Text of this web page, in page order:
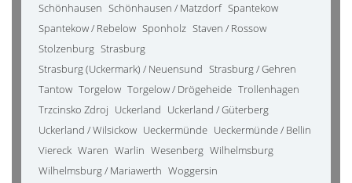
Schönhausen Schönhausen / Matzdorf Spantekow
Spantekow / Rebelow Sponholz Staven / Rossow
Stolzenburg Strasburg
Strasburg (Uckermark) / Neuensund Strasburg / Gehren
Tantow Torgelow Torgelow / Drögeheide Trollenhagen
Trzcinsko Zdroj Uckerland Uckerland / Güterberg
Uckerland / Wilsickow Ueckermünde Ueckermünde / Bellin
Viereck Waren Warlin Wesenberg Wilhelmsburg
Wilhelmsburg / Mariawerth Woggersin